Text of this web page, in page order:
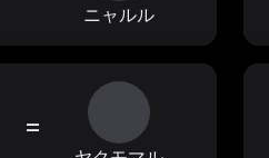
ニャルル
=